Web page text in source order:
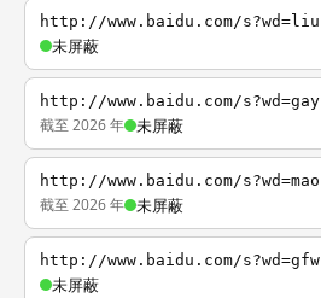
http://www.baidu.com/s?wd=liu
未屏蔽
http://www.baidu.com/s?wd=gay
截至 2026 年 未屏蔽
http://www.baidu.com/s?wd=mao
截至 2026 年 未屏蔽
http://www.baidu.com/s?wd=gfw
未屏蔽